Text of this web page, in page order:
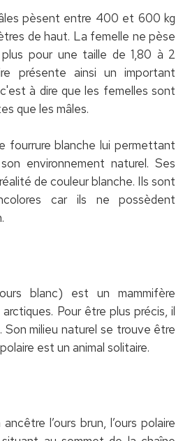
pèsent entre 400 et 600 kg
de haut. La femelle ne pèse
pour une taille de 1,80 à 2
présente ainsi un important
à dire que les femelles sont
que les mâles.
fourrure blanche lui permettant
environnement naturel. Ses
de couleur blanche. Ils sont
car ils ne possèdent
blanc) est un mammifère
Pour être plus précis, il
Son milieu naturel se trouve être
est un animal solitaire.
l’ours brun, l’ours polaire